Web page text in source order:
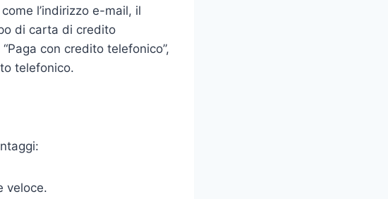
l’indirizzo e-mail, il
di carta di credito
con credito telefonico”,
telefonico.
veloce.